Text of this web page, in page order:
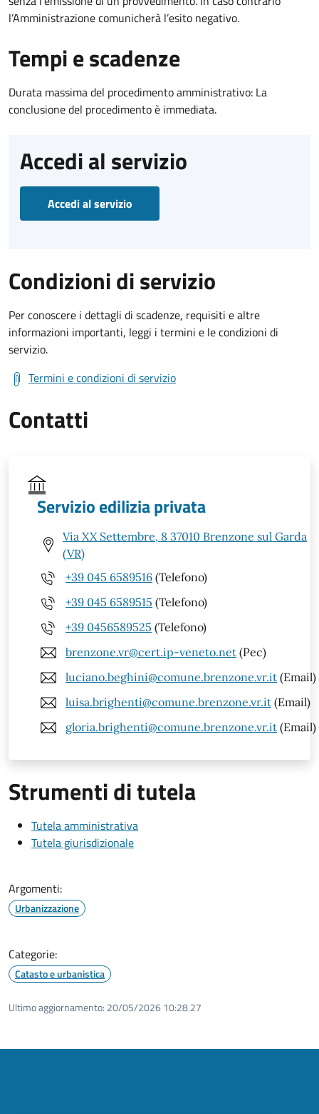
l’Amministrazione comunicherà l’esito negativo.
Tempi e scadenze
Durata massima del procedimento amministrativo: La
conclusione del procedimento è immediata.
Accedi al servizio
Accedi al servizio
Condizioni di servizio
Per conoscere i dettagli di scadenze, requisiti e altre
informazioni importanti, leggi i termini e le condizioni di
servizio.
Termini e condizioni di servizio
Contatti
Servizio edilizia privata
Via XX Settembre, 8 37010 Brenzone sul Garda
(VR)
+39 045 6589516 (Telefono)
+39 045 6589515 (Telefono)
+39 0456589525 (Telefono)
brenzone.vr@cert.ip-veneto.net (Pec)
luciano.beghini@comune.brenzone.vr.it (Email)
luisa.brighenti@comune.brenzone.vr.it (Email)
gloria.brighenti@comune.brenzone.vr.it (Email)
Strumenti di tutela
Tutela amministrativa
Tutela giurisdizionale
Argomenti:
Urbanizzazione
Categorie:
Catasto e urbanistica
Ultimo aggiornamento: 20/05/2026 10:28.27